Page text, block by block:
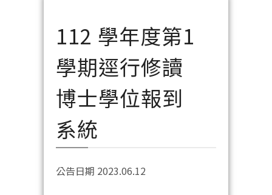
112 學年度第1
學期逕行修讀
博士學位報到
系統
公告日期 2023.06.12